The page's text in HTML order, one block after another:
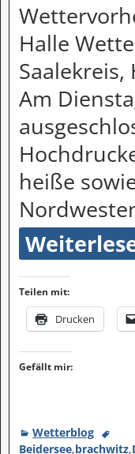
Halle
Am
heiße
Teilen mit:
Drucken
Gefällt mir:
Wetterblog
Beidersee,brachwitz,